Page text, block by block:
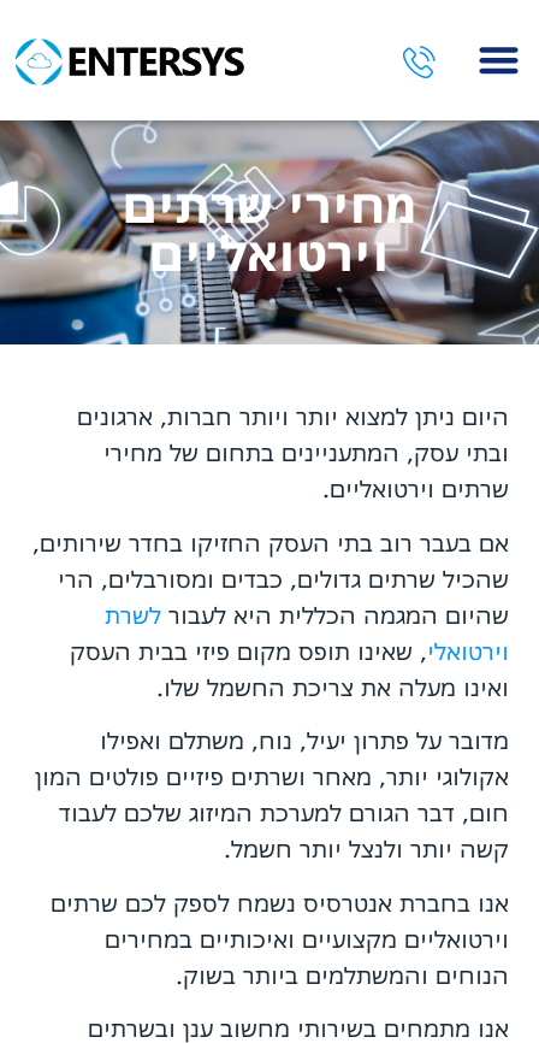
מחירי שרתים
וירטואליים
היום ניתן למצוא יותר ויותר חברות, ארגונים
ובתי עסק, המתעניינים בתחום של מחירי
שרתים וירטואליים.
אם בעבר רוב בתי העסק החזיקו בחדר שירותים,
שהכיל שרתים גדולים, כבדים ומסורבלים, הרי
שהיום המגמה הכללית היא לעבור לשרת
וירטואלי, שאינו תופס מקום פיזי בבית העסק
ואינו מעלה את צריכת החשמל שלו.
מדובר על פתרון יעיל, נוח, משתלם ואפילו
אקולוגי יותר, מאחר ושרתים פיזיים פולטים המון
חום, דבר הגורם למערכת המיזוג שלכם לעבוד
קשה יותר ולנצל יותר חשמל.
אנו בחברת אנטרסיס נשמח לספק לכם שרתים
וירטואליים מקצועיים ואיכותיים במחירים
הנוחים והמשתלמים ביותר בשוק.
אנו מתמחים בשירותי מחשוב ענן ובשרתים